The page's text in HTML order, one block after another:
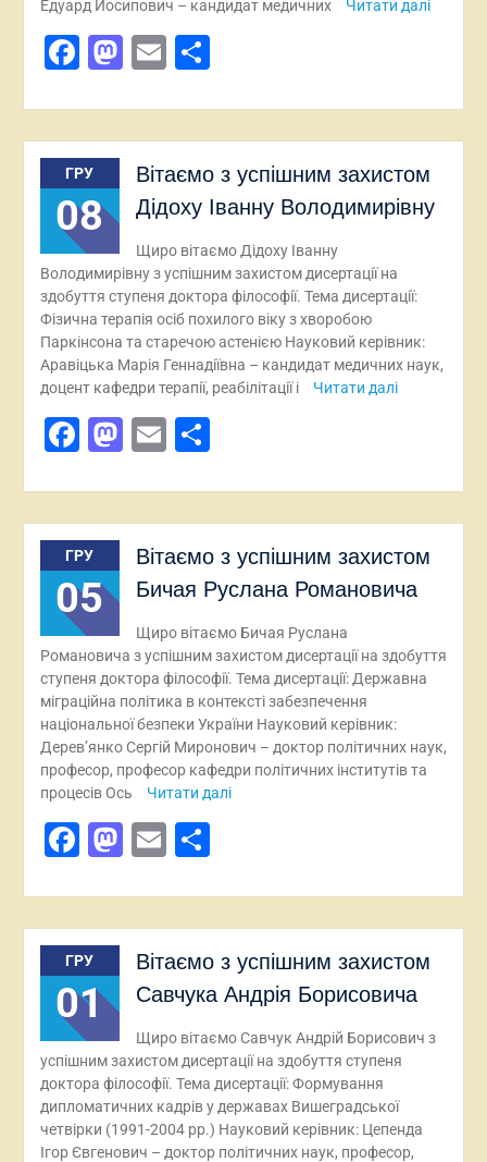
Едуард Йосипович – кандидат медичних Читати далі
Facebook
Mastodon
EmailПоділитися
ГРУ
08
Вітаємо з успішним захистом
Дідоху Іванну Володимирівну
Щиро вітаємо Дідоху Іванну
Володимирівну з успішним захистом дисертації на
здобуття ступеня доктора філософії. Тема дисертації:
Фізична терапія осіб похилого віку з хворобою
Паркінсона та старечою астенією Науковий керівник:
Аравіцька Марія Геннадіївна – кандидат медичних наук,
доцент кафедри терапії, реабілітації і
Читати далі
Facebook
Mastodon
EmailПоділитися
ГРУ
05
Вітаємо з успішним захистом
Бичая Руслана Романовича
Щиро вітаємо Бичая Руслана
Романовича з успішним захистом дисертації на здобуття
ступеня доктора філософії. Тема дисертації: Державна
міграційна політика в контексті забезпечення
національної безпеки України Науковий керівник:
Дерев’янко Сергій Миронович – доктор політичних наук,
професор, професор кафедри політичних інститутів та
процесів Ось
Читати далі
Facebook
Mastodon
EmailПоділитися
ГРУ
01
Вітаємо з успішним захистом
Савчука Андрія Борисовича
Щиро вітаємо Савчук Андрій Борисович з
успішним захистом дисертації на здобуття ступеня
доктора філософії. Тема дисертації: Формування
дипломатичних кадрів у державах Вишеградської
четвірки (1991-2004 рр.) Науковий керівник: Цепенда
Ігор Євгенович – доктор політичних наук, професор,